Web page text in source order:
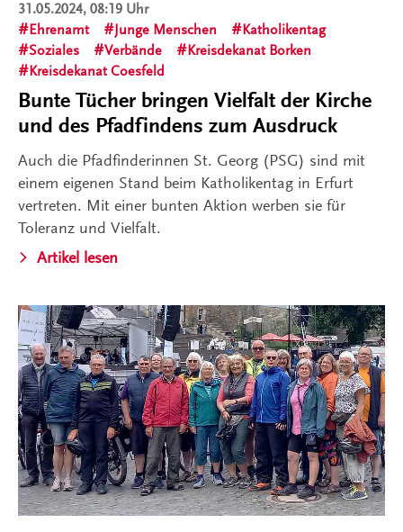
31.05.2024, 08:19 Uhr
Ehrenamt
Junge Menschen
Katholikentag
Soziales
Verbände
Kreisdekanat Borken
Kreisdekanat Coesfeld
Bunte Tücher bringen Vielfalt der Kirche
und des Pfadfindens zum Ausdruck
Auch die Pfadfinderinnen St. Georg (PSG) sind mit
einem eigenen Stand beim Katholikentag in Erfurt
vertreten. Mit einer bunten Aktion werben sie für
Toleranz und Vielfalt.
Artikel lesen